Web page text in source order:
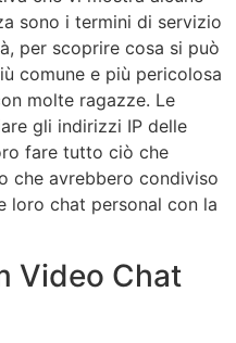
sono i termini di servizio
per scoprire cosa si può
comune e più pericolosa
molte ragazze. Le
gli indirizzi IP delle
fare tutto ciò che
che avrebbero condiviso
loro chat personal con la
Video Chat